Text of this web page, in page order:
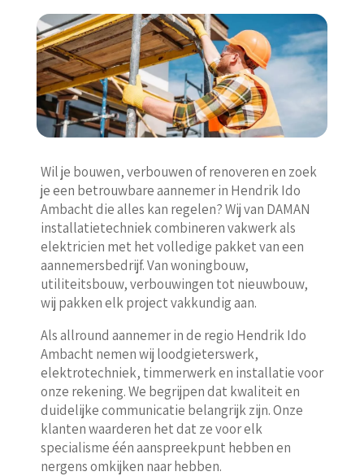
Wil je bouwen, verbouwen of renoveren en zoek
je een betrouwbare aannemer in Hendrik Ido
Ambacht die alles kan regelen? Wij van DAMAN
installatietechniek combineren vakwerk als
elektricien met het volledige pakket van een
aannemersbedrijf. Van woningbouw,
utiliteitsbouw, verbouwingen tot nieuwbouw,
wij pakken elk project vakkundig aan.
Als allround aannemer in de regio Hendrik Ido
Ambacht nemen wij loodgieterswerk,
elektrotechniek, timmerwerk en installatie voor
onze rekening. We begrijpen dat kwaliteit en
duidelijke communicatie belangrijk zijn. Onze
klanten waarderen het dat ze voor elk
specialisme één aanspreekpunt hebben en
nergens omkijken naar hebben.